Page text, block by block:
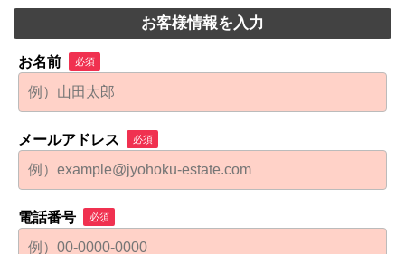
お客様情報を入力
お名前 必須
メールアドレス 必須
電話番号 必須